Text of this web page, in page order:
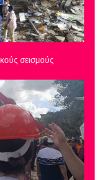
σεισμούς